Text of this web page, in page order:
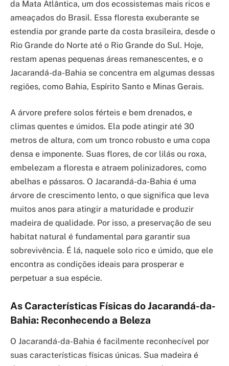
da Mata Atlântica, um dos ecossistemas mais ricos e
ameaçados do Brasil. Essa floresta exuberante se
estendia por grande parte da costa brasileira, desde o
Rio Grande do Norte até o Rio Grande do Sul. Hoje,
restam apenas pequenas áreas remanescentes, e o
Jacarandá-da-Bahia se concentra em algumas dessas
regiões, como Bahia, Espírito Santo e Minas Gerais.
A árvore prefere solos férteis e bem drenados, e
climas quentes e úmidos. Ela pode atingir até 30
metros de altura, com um tronco robusto e uma copa
densa e imponente. Suas flores, de cor lilás ou roxa,
embelezam a floresta e atraem polinizadores, como
abelhas e pássaros. O Jacarandá-da-Bahia é uma
árvore de crescimento lento, o que significa que leva
muitos anos para atingir a maturidade e produzir
madeira de qualidade. Por isso, a preservação de seu
habitat natural é fundamental para garantir sua
sobrevivência. É lá, naquele solo rico e úmido, que ele
encontra as condições ideais para prosperar e
perpetuar a sua espécie.
As Características Físicas do Jacarandá-da-
Bahia: Reconhecendo a Beleza
O Jacarandá-da-Bahia é facilmente reconhecível por
suas características físicas únicas. Sua madeira é